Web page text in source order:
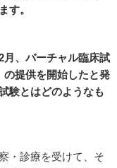
す。
、バーチャル臨床試
提供を開始したと発
験とはどのようなも
・診療を受けて、そ